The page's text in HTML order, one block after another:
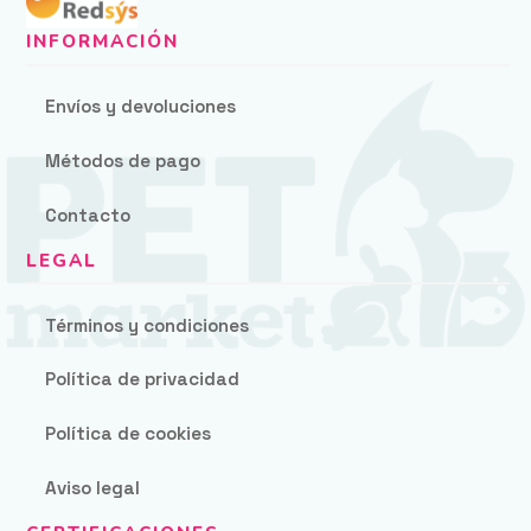
Envíos y devoluciones
Métodos de pago
Contacto
Términos y condiciones
Política de privacidad
Política de cookies
Aviso legal